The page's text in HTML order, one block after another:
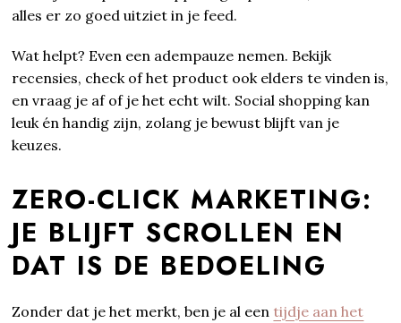
alles er zo goed uitziet in je feed.
Wat helpt? Even een adempauze nemen. Bekijk
recensies, check of het product ook elders te vinden is,
en vraag je af of je het echt wilt. Social shopping kan
leuk én handig zijn, zolang je bewust blijft van je
keuzes.
ZERO-CLICK MARKETING:
JE BLIJFT SCROLLEN EN
DAT IS DE BEDOELING
Zonder dat je het merkt, ben je al een tijdje aan het